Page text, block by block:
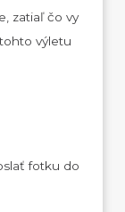
zatiaľ čo vy
výletu
fotku do